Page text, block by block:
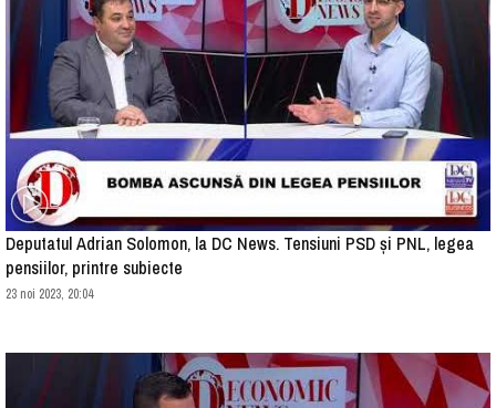
Deputatul Adrian Solomon, la DC News. Tensiuni PSD și PNL, legea
pensiilor, printre subiecte
23 noi 2023, 20:04